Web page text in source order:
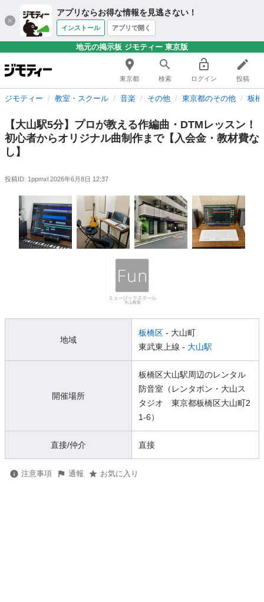
アプリならお得な情報を見逃さない！
インストール アプリで開く
地元の掲示板 ジモティー 東京版
東京都 検索 ログイン 投稿
ジモティー 教室・スクール 音楽 その他 東京都のその他 板
【大山駅5分】プロが教える作編曲・DTMレッスン！
初心者からオリジナル曲制作まで【入会金・教材費な
し】
投稿ID: 1ppmxl 2026年6月8日 12:37
地域
板橋区 - 大山町
東武東上線 - 大山駅
開催場所
板橋区大山駅周辺のレンタル
防音室（レンタボン・大山ス
タジオ 東京都板橋区大山町2
1-6）
直接/仲介 直接
注意事項 通報 お気に入り